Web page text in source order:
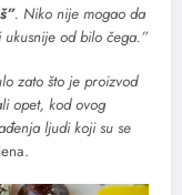
. Niko nije mogao da
od bilo čega.”
zato što je proizvod
opet, kod ovog
ljudi koji su se